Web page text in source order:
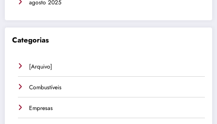
agosto 2025
Categorias
[Arquivo]
Combustíveis
Empresas